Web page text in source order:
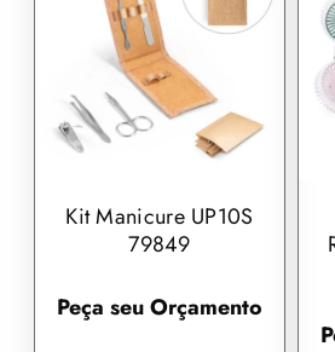
Kit Manicure UP10S
79849
Peça seu Orçamento